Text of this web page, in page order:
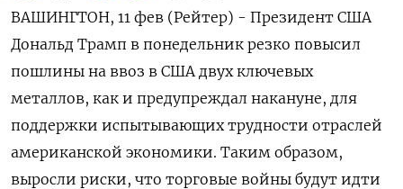
ВАШИНГТОН, 11 фев (Рейтер) - Президент США
Дональд Трамп в понедельник резко повысил
пошлины на ввоз в США двух ключевых
металлов, как и предупреждал накануне, для
поддержки испытывающих трудности отраслей
американской экономики. Таким образом,
выросли риски, что торговые войны будут идти